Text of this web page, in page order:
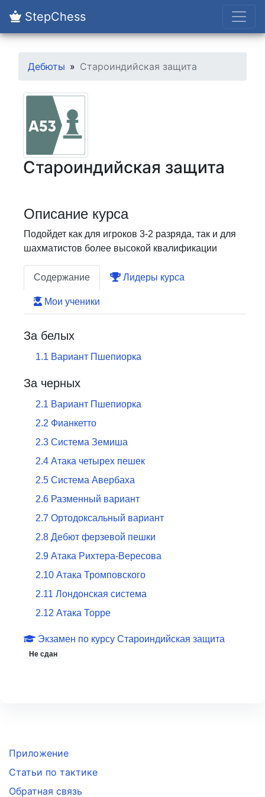
StepChess
Дебюты Староиндийская защита
Староиндийская защита
Описание курса
Подойдет как для игроков 3-2 разряда, так и для
шахматистов более высокой квалификации
Содержание Лидеры курса
Мои ученики
За белых
1.1 Вариант Пшепиорка
За черных
2.1 Вариант Пшепиорка
2.2 Фианкетто
2.3 Система Земиша
2.4 Атака четырех пешек
2.5 Система Авербаха
2.6 Разменный вариант
2.7 Ортодоксальный вариант
2.8 Дебют ферзевой пешки
2.9 Атака Рихтера-Вересова
2.10 Атака Тромповского
2.11 Лондонская система
2.12 Атака Торре
Экзамен по курсу Староиндийская защита
Не сдан
Приложение
Статьи по тактике
Обратная связь